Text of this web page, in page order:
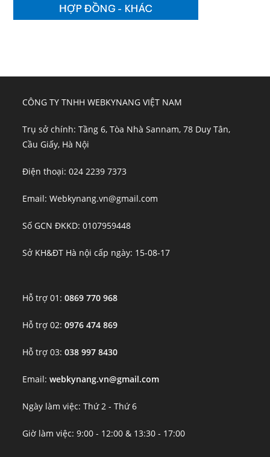
CÔNG TY TNHH WEBKYNANG VIỆT NAM
Trụ sở chính: Tầng 6, Tòa Nhà Sannam, 78 Duy Tân,
Cầu Giấy, Hà Nội
Điện thoại: 024 2239 7373
Email: Webkynang.vn@gmail.com
Số GCN ĐKKD: 0107959448
Sở KH&ĐT Hà nội cấp ngày: 15-08-17
Hỗ trợ 01:0869 770 968
Hỗ trợ 02:0976 474 869
Hỗ trợ 03:038 997 8430
Email:webkynang.vn@gmail.com
Ngày làm việc: Thứ 2 - Thứ 6
Giờ làm việc: 9:00 - 12:00 & 13:30 - 17:00